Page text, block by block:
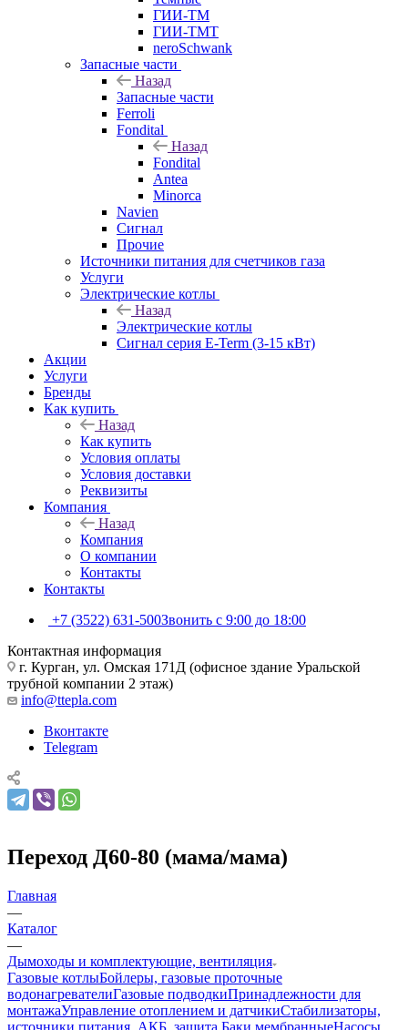
ГИИ-ТМ
ГИИ-ТМТ
neroSchwank
Запасные части
Назад
Запасные части
Ferroli
Fondital
Назад
Fondital
Antea
Minorca
Navien
Сигнал
Прочие
Источники питания для счетчиков газа
Услуги
Электрические котлы
Назад
Электрические котлы
Сигнал серия E-Term (3-15 кВт)
Акции
Услуги
Бренды
Как купить
Назад
Как купить
Условия оплаты
Условия доставки
Реквизиты
Компания
Назад
Компания
О компании
Контакты
Контакты
+7 (3522) 631-500Звонить с 9:00 до 18:00
Контактная информация
г. Курган, ул. Омская 171Д (офисное здание Уральской
трубной компании 2 этаж)
info@ttepla.com
Вконтакте
Telegram
Переход Д60-80 (мама/мама)
Главная
—
Каталог
—
Дымоходы и комплектующие, вентиляция
Газовые котлыБойлеры, газовые проточные
водонагревателиГазовые подводкиПринадлежности для
монтажаУправление отоплением и датчикиСтабилизаторы,
источники питания, АКБ, защита Баки мембранныеНасосы